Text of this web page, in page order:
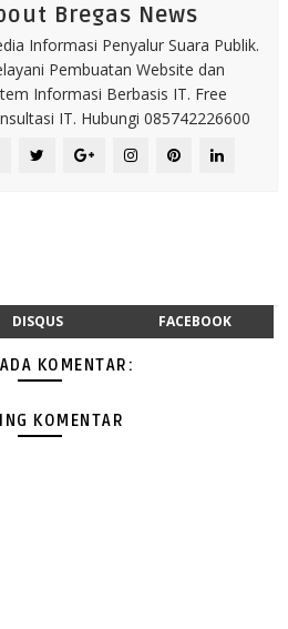
Bregas News
Informasi Penyalur Suara Publik.
Pembuatan Website dan
Informasi Berbasis IT. Free
IT. Hubungi 085742226600
DISQUS FACEBOOK
KOMENTAR:
KOMENTAR